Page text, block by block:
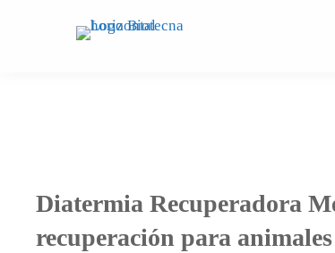
Diatermia Recuperadora
recuperación para animales